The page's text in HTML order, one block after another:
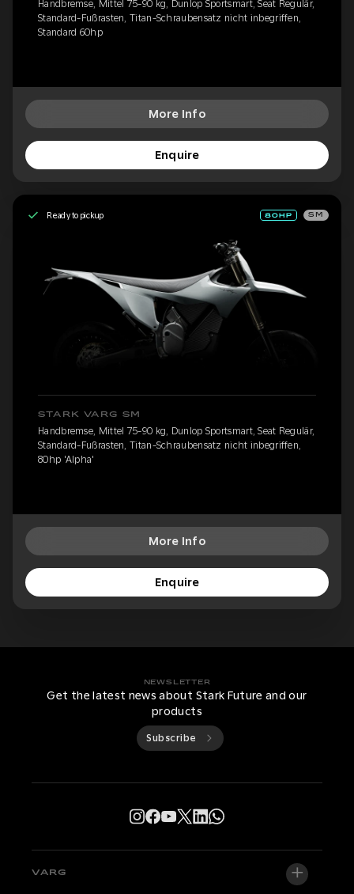
Handbremse, Mittel 75-90 kg, Dunlop Sportsmart, Seat Regulär,
Standard-Fußrasten, Titan-Schraubensatz nicht inbegriffen,
Standard 60hp
More Info
Enquire
Ready to pickup SM
STARK VARG SM
Handbremse, Mittel 75-90 kg, Dunlop Sportsmart, Seat Regulär,
Standard-Fußrasten, Titan-Schraubensatz nicht inbegriffen,
80hp 'Alpha'
More Info
Enquire
NEWSLETTER
Get the latest news about Stark Future and our
products
Subscribe
VARG